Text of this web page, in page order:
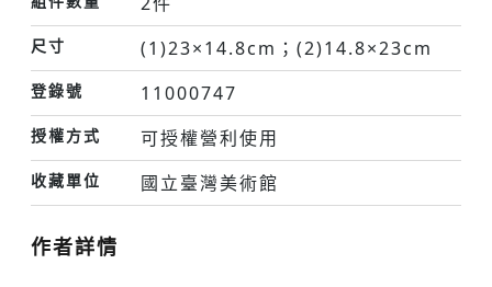
尺寸 (1)23×14.8cm；(2)14.8×23cm
登錄號 11000747
授權方式 可授權營利使用
收藏單位 國立臺灣美術館
作者詳情